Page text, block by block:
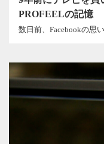
PROFEELの記憶
数日前、Facebookの思